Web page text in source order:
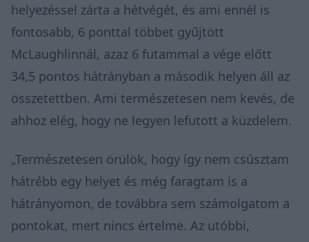
helyezéssel zárta a hétvégét, és ami ennél is
fontosabb, 6 ponttal többet gyűjtött
McLaughlinnál, azaz 6 futammal a vége előtt
34,5 pontos hátrányban a második helyen áll az
összetettben. Ami természetesen nem kevés, de
ahhoz elég, hogy ne legyen lefutott a küzdelem.
„Természetesen örülök, hogy így nem csúsztam
hátrébb egy helyet és még faragtam is a
hátrányomon, de továbbra sem számolgatom a
pontokat, mert nincs értelme. Az utóbbi,